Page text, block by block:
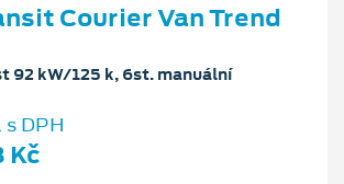
Courier Van Trend
92 kW/125 k, 6st. manuální
DPH
Kč